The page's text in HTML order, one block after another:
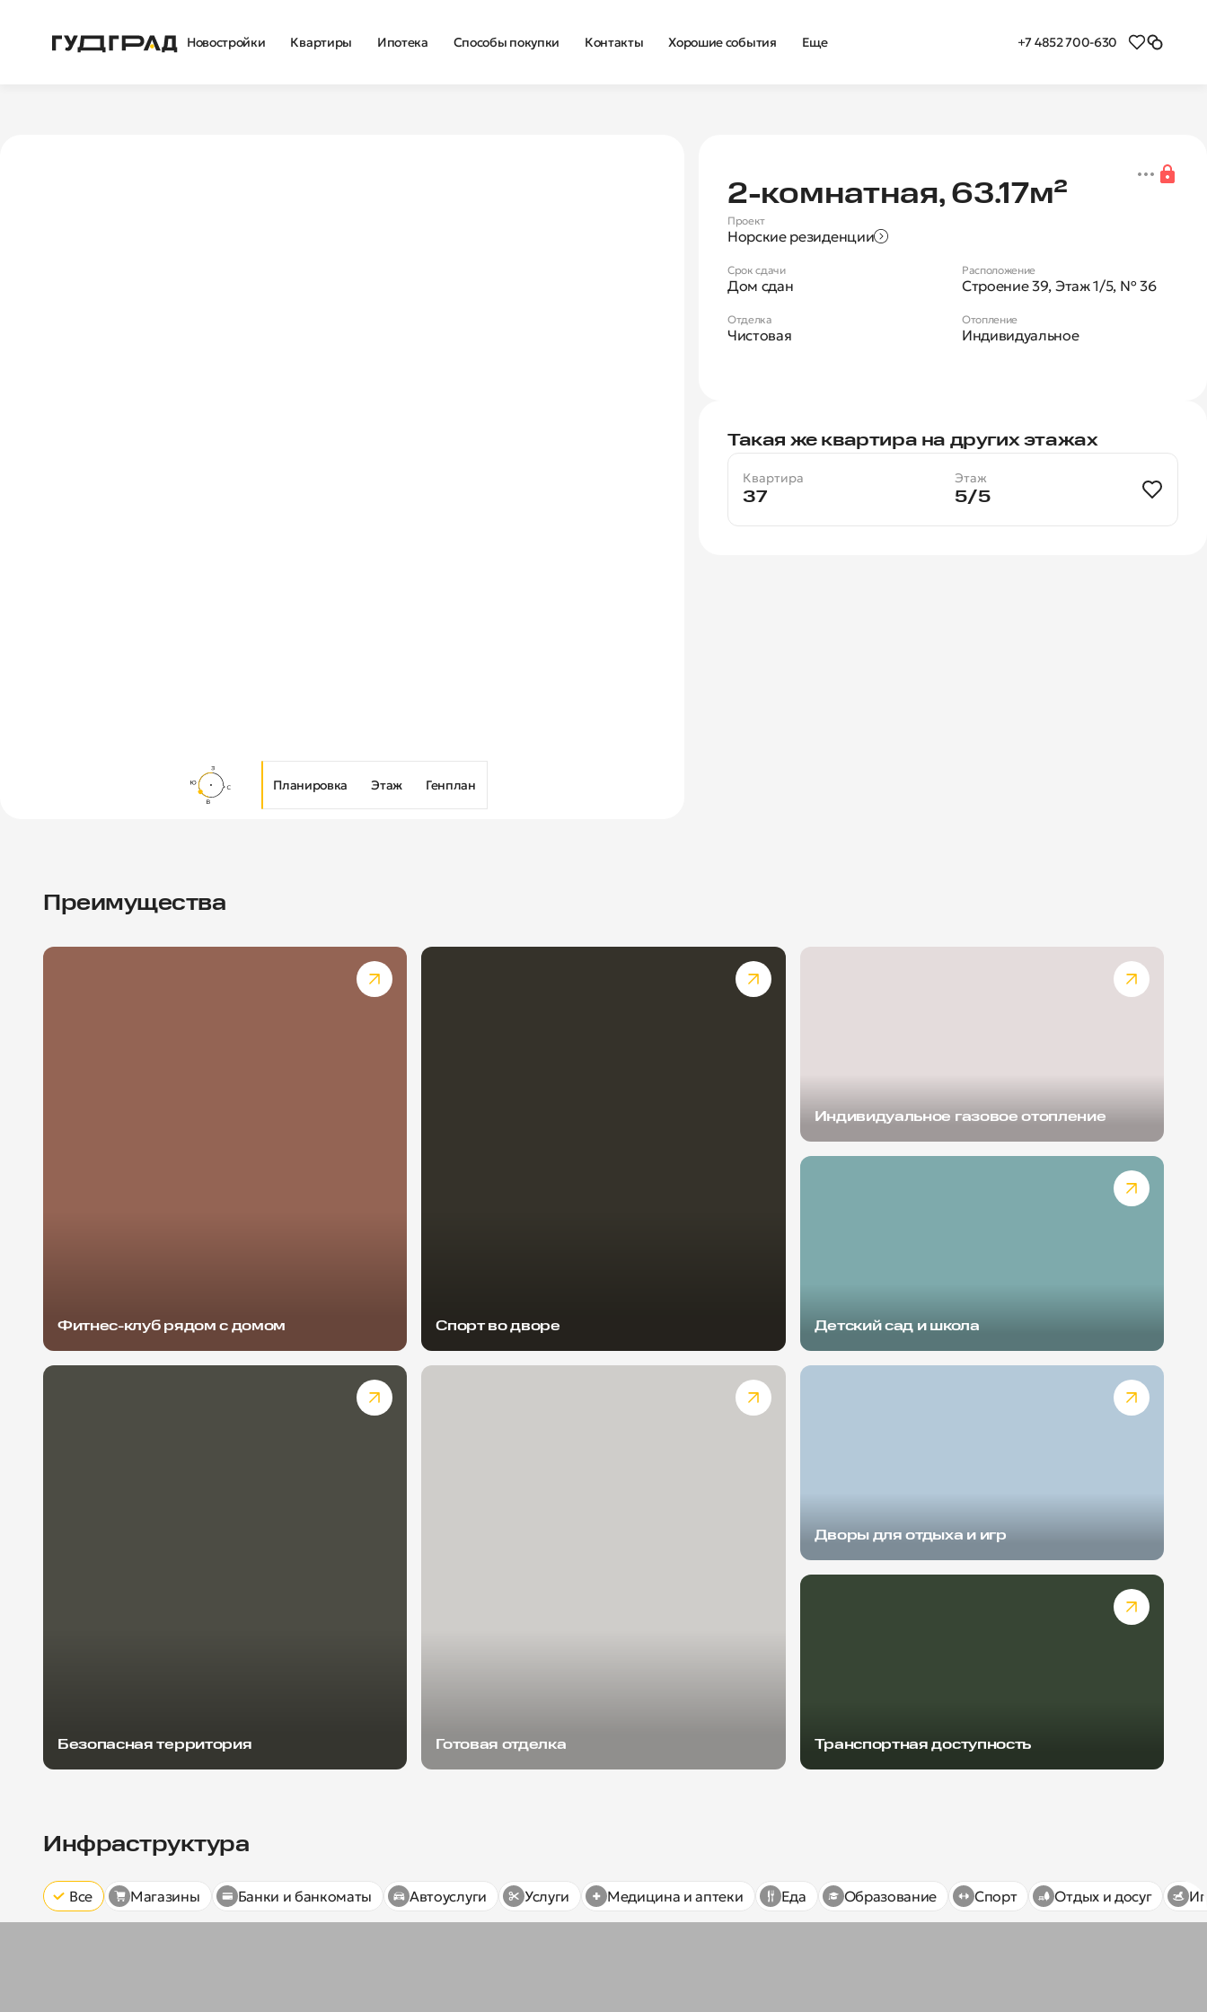
Новостройки Квартиры Ипотека Способы покупки Контакты Хорошие события Еще +7 4852 700-630
Планировка Этаж Генплан
Новая 2-комнатная
2‑комнатная, 63.17м²
Проект
Норские резиденции
Срок сдачи
Дом сдан
Расположение
Строение 39, Этаж 1/5, № 36
Отделка
Чистовая
Отопление
Индивидуальное
Такая же квартира на других этажах
Квартира
37
Этаж
5/5
Преимущества
Фитнес-клуб рядом с домом Спорт во дворе
Индивидуальное газовое отопление
Детский сад и школа
Безопасная территория Готовая отделка
Дворы для отдыха и игр
Транспортная доступность
Инфраструктура
Все Магазины Банки и банкоматы Автоуслуги Услуги Медицина и аптеки Еда Образование Спорт Отдых и досуг